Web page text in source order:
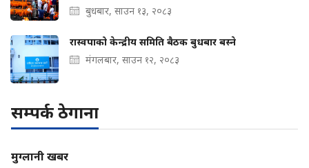
बुधबार, साउन १३, २०८३
रास्वपाको केन्द्रीय समिति बैठक बुधबार बस्ने
मंगलबार, साउन १२, २०८३
सम्पर्क ठेगाना
मुग्लानी खबर